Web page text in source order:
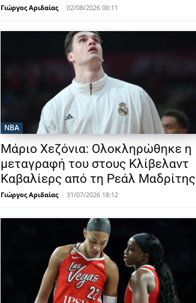
Γιώργος Αριδαίας - 02/08/2026 00:11
NBA
Μάριο Χεζόνια: Ολοκληρώθηκε η
μεταγραφή του στους Κλίβελαντ
Καβαλίερς από τη Ρεάλ Μαδρίτης
Γιώργος Αριδαίας - 31/07/2026 18:12